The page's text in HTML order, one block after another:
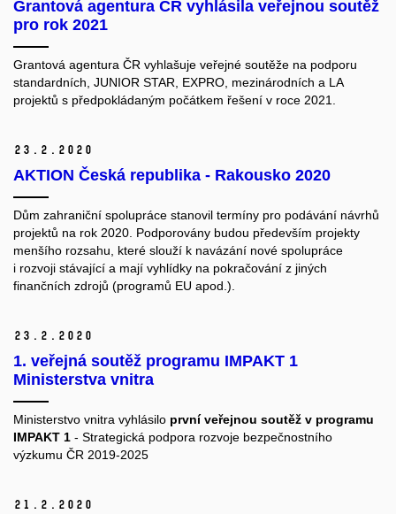
Grantová agentura ČR vyhlásila veřejnou soutěž
pro rok 2021
Grantová agentura ČR vyhlašuje veřejné soutěže na podporu
standardních, JUNIOR STAR, EXPRO, mezinárodních a LA
projektů s předpokládaným počátkem řešení v roce 2021.
23. 2. 2020
AKTION Česká republika - Rakousko 2020
Dům zahraniční spolupráce stanovil termíny pro podávání návrhů
projektů na rok 2020. Podporovány budou především projekty
menšího rozsahu, které slouží k navázání nové spolupráce
i rozvoji stávající a mají vyhlídky na pokračování z jiných
finančních zdrojů (programů EU apod.).
23. 2. 2020
1. veřejná soutěž programu IMPAKT 1
Ministerstva vnitra
Ministerstvo vnitra vyhlásilo první veřejnou soutěž v programu
IMPAKT 1 - Strategická podpora rozvoje bezpečnostního
výzkumu ČR 2019-2025
21. 2. 2020